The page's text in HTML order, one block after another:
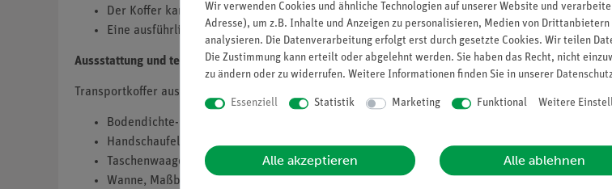
Der Koffer kann von 6 parallel arbeitenden Schülergruppen genutzt werden
Eine ausführliche Bedienungsanleitung (65 S.) ist enthalten.
Aussstattung und technische Daten
Transportkoffer aus Metall mit Geräten und Kleinteilen:
Bodendichte-Messsonde
Handschaufel, Messschaufel
Taschenwaage
Wanne, Maßband, Kraftmesser, Pinsel
Wir verwenden Cookies und ähnliche Technologien auf unserer Website und
Adresse), um z.B. Inhalte und Anzeigen zu personalisieren, Medien von
analysieren. Die Datenverarbeitung erfolgt erst durch gesetzte Cookies. Wir teilen
Die Zustimmung kann erteilt oder abgelehnt werden. Sie haben das Recht, nicht
zu ändern oder zu widerrufen. Weitere Informationen finden Sie in unserer
Essenziell Statistik Marketing Funktional Weitere
Alle akzeptieren Alle ablehnen